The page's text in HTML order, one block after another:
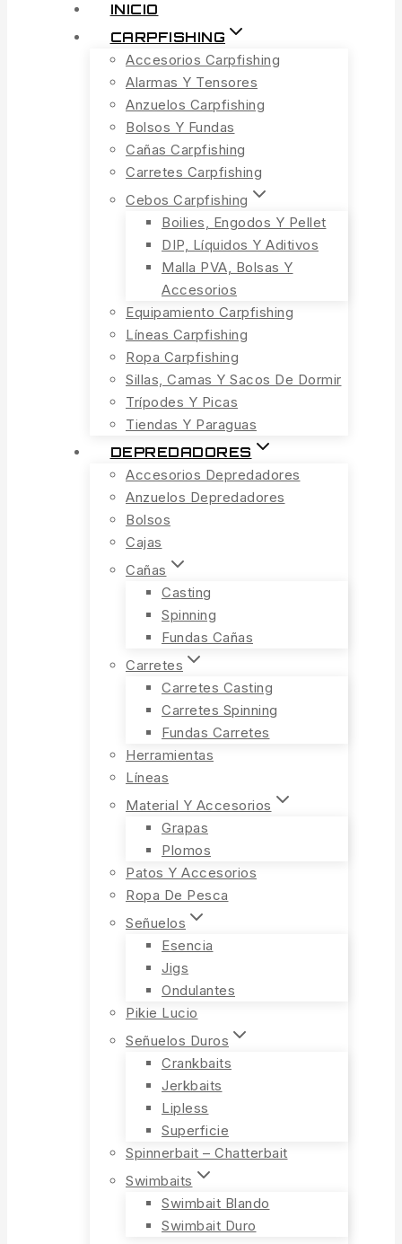
INICIO
CARPFISHING
Accesorios Carpfishing
Alarmas Y Tensores
Anzuelos Carpfishing
Bolsos Y Fundas
Cañas Carpfishing
Carretes Carpfishing
Cebos Carpfishing
Boilies, Engodos Y Pellet
DIP, Líquidos Y Aditivos
Malla PVA, Bolsas Y
Accesorios
Equipamiento Carpfishing
Líneas Carpfishing
Ropa Carpfishing
Sillas, Camas Y Sacos De Dormir
Trípodes Y Picas
Tiendas Y Paraguas
DEPREDADORES
Accesorios Depredadores
Anzuelos Depredadores
Bolsos
Cajas
Cañas
Casting
Spinning
Fundas Cañas
Carretes
Carretes Casting
Carretes Spinning
Fundas Carretes
Herramientas
Líneas
Material Y Accesorios
Grapas
Plomos
Patos Y Accesorios
Ropa De Pesca
Señuelos
Esencia
Jigs
Ondulantes
Pikie Lucio
Señuelos Duros
Crankbaits
Jerkbaits
Lipless
Superficie
Spinnerbait – Chatterbait
Swimbaits
Swimbait Blando
Swimbait Duro